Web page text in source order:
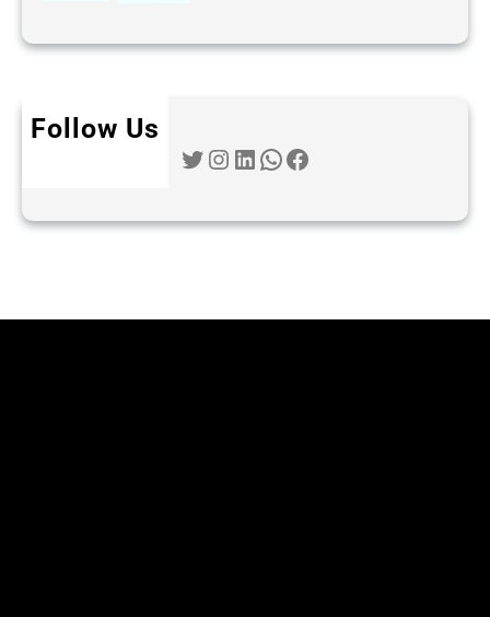
Follow Us
Twitter Instagram LinkedIn WhatsApp Facebook